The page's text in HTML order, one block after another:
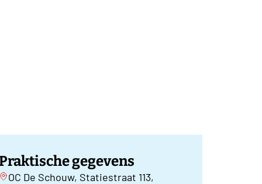
gegevens
OC De Schouw, Statiestraat 113,